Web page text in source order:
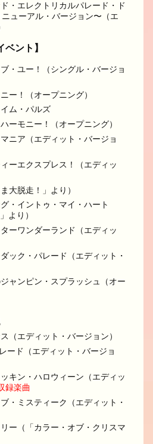
・エレクトリカルパレード・ド
ューアル・バージョン〜（エ
ベント】
・ユー！（シングル・バージョ
ー！（オープニング）
ム・パルズ
ーモニー！（オープニング）
ニア（エディット・バージョ
ーエクスプレス！（エディッ
大脱走！」より）
・イントゥ・マイ・ハート
より）
ーワンダーランド（エディッ
ック・パレード（エディット・
ャンピン・スプラッシュ（オー
（エディット・バージョン）
ード（エディット・バージョ
キン・ハロウィーン（エディッ
録楽曲
・ミスティーク（エディット・
ー（「カラー・オブ・クリスマ